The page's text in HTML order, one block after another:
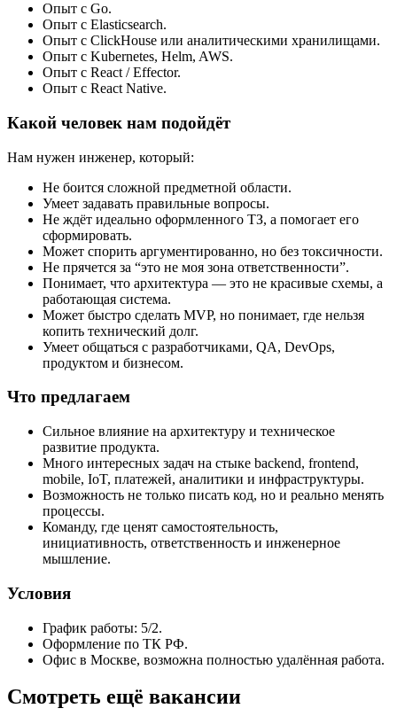
Опыт с Go.
Опыт с Elasticsearch.
Опыт с ClickHouse или аналитическими хранилищами.
Опыт с Kubernetes, Helm, AWS.
Опыт с React / Effector.
Опыт с React Native.
Какой человек нам подойдёт
Нам нужен инженер, который:
Не боится сложной предметной области.
Умеет задавать правильные вопросы.
Не ждёт идеально оформленного ТЗ, а помогает его
сформировать.
Может спорить аргументированно, но без токсичности.
Не прячется за “это не моя зона ответственности”.
Понимает, что архитектура — это не красивые схемы, а
работающая система.
Может быстро сделать MVP, но понимает, где нельзя
копить технический долг.
Умеет общаться с разработчиками, QA, DevOps,
продуктом и бизнесом.
Что предлагаем
Сильное влияние на архитектуру и техническое
развитие продукта.
Много интересных задач на стыке backend, frontend,
mobile, IoT, платежей, аналитики и инфраструктуры.
Возможность не только писать код, но и реально менять
процессы.
Команду, где ценят самостоятельность,
инициативность, ответственность и инженерное
мышление.
Условия
График работы: 5/2.
Оформление по ТК РФ.
Офис в Москве, возможна полностью удалённая работа.
Смотреть ещё вакансии